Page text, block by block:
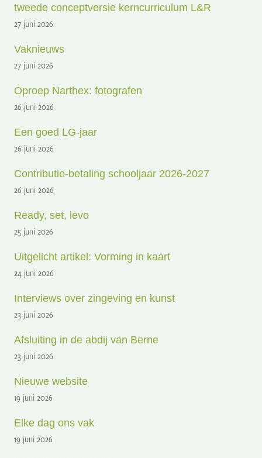
tweede conceptversie kerncurriculum L&R
27 juni 2026
Vaknieuws
27 juni 2026
Oproep Narthex: fotografen
26 juni 2026
Een goed LG-jaar
26 juni 2026
Contributie-betaling schooljaar 2026-2027
26 juni 2026
Ready, set, levo
25 juni 2026
Uitgelicht artikel: Vorming in kaart
24 juni 2026
Interviews over zingeving en kunst
23 juni 2026
Afsluiting in de abdij van Berne
23 juni 2026
Nieuwe website
19 juni 2026
Elke dag ons vak
19 juni 2026